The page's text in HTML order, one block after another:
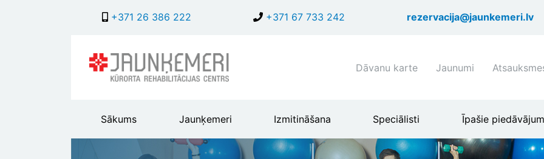
uz
+371 26 386 222 +371 67 733 242 rezervacija@jaunkemeri.lv
Shortcuts
menu
Dāvanu karte Jaunumi
Main
header
Sākums Jaunķemeri Izmitināšana Speciālisti Īpašie